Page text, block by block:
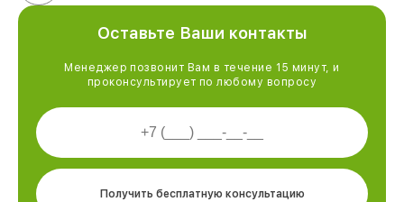
Оставьте Ваши контакты
Менеджер позвонит Вам в течение 15 минут, и
проконсультирует по любому вопросу
Получить бесплатную консультацию